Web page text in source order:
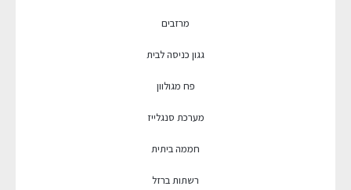
מרזבים
גגון כניסה לבית
פח מגולוון
מערכת סנגלייז
חממה ביתית
רשתות ברזל